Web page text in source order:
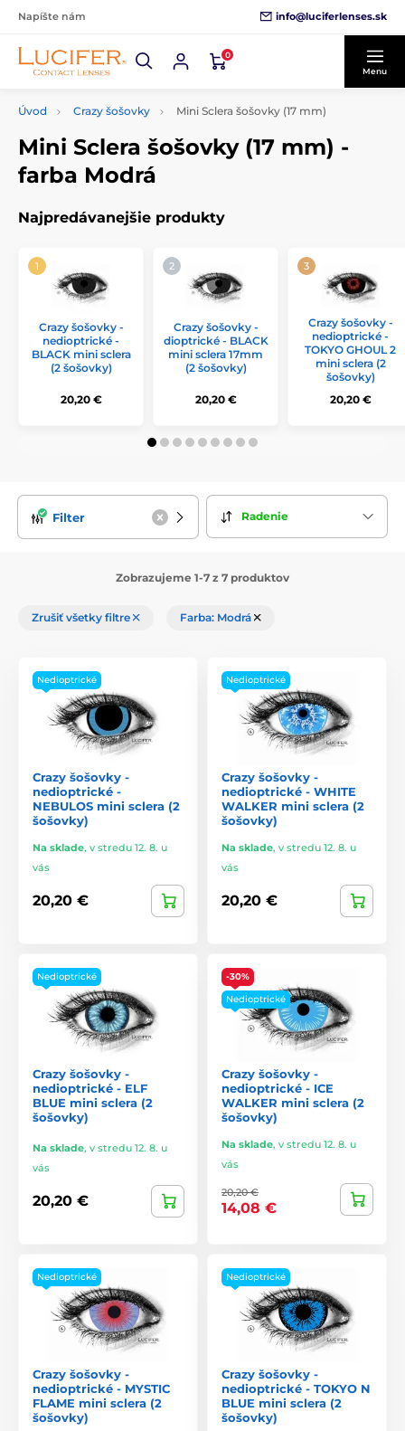
Napíšte nám info@luciferlenses.sk
0
Menu
Úvod Crazy šošovky Mini Sclera šošovky (17 mm)
Mini Sclera šošovky (17 mm) -
farba Modrá
Najpredávanejšie produkty
Crazy šošovky -
nedioptrické -
BLACK mini sclera
(2 šošovky)
20,20 €
Crazy šošovky -
dioptrické - BLACK
mini sclera 17mm
(2 šošovky)
20,20 €
Crazy šošovky -
nedioptrické -
TOKYO GHOUL 2
mini sclera (2
šošovky)
20,20 €
Filter Radenie
Zobrazujeme 1-7 z 7 produktov
Zrušiť všetky filtre Farba: Modrá
Nedioptrické
Crazy šošovky -
nedioptrické -
NEBULOS mini sclera (2
šošovky)
Na sklade, v stredu 12. 8. u
vás
20,20 €
Nedioptrické
Crazy šošovky -
nedioptrické - WHITE
WALKER mini sclera (2
šošovky)
Na sklade, v stredu 12. 8. u
vás
20,20 €
Nedioptrické
Crazy šošovky -
nedioptrické - ELF
BLUE mini sclera (2
šošovky)
Na sklade, v stredu 12. 8. u
vás
20,20 €
-30%
Nedioptrické
Crazy šošovky -
nedioptrické - ICE
WALKER mini sclera (2
šošovky)
Na sklade, v stredu 12. 8. u
vás
20,20 €
14,08 €
Nedioptrické
Crazy šošovky -
nedioptrické - MYSTIC
FLAME mini sclera (2
šošovky)
Nedioptrické
Crazy šošovky -
nedioptrické - TOKYO N
BLUE mini sclera (2
šošovky)